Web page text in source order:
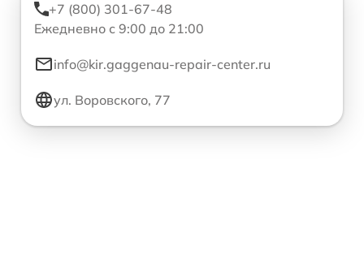
+7 (800) 301-67-48
Ежедневно с 9:00 до 21:00
info@kir.gaggenau-repair-center.ru
ул. Воровского, 77